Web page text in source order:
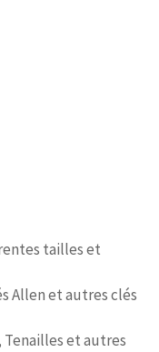
tailles et
Allen et autres clés
Tenailles et autres